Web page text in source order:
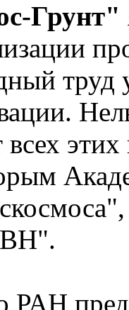
Грунт"
всех
РАН